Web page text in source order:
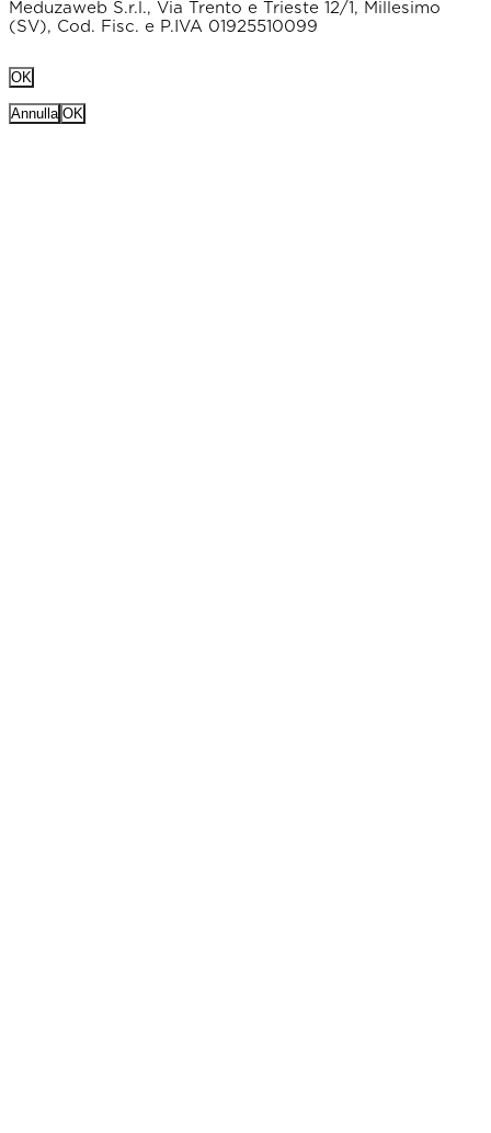
Meduzaweb S.r.l., Via Trento e Trieste 12/1, Millesimo
(SV), Cod. Fisc. e P.IVA 01925510099
OK
Annulla OK